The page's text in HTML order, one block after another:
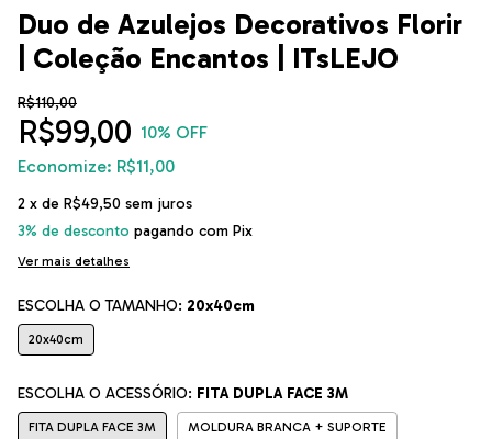
Duo de Azulejos Decorativos Florir
| Coleção Encantos | ITsLEJO
R$110,00
R$99,00 10% OFF
Economize: R$11,00
2 x de R$49,50 sem juros
3% de desconto pagando com Pix
Ver mais detalhes
ESCOLHA O TAMANHO: 20x40cm
20x40cm
ESCOLHA O ACESSÓRIO: FITA DUPLA FACE 3M
FITA DUPLA FACE 3M MOLDURA BRANCA + SUPORTE